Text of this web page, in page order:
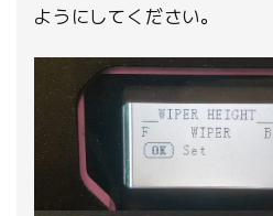
ようにしてください。